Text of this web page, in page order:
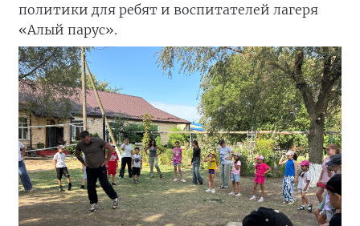
политики для ребят и воспитателей лагеря
«Алый парус».